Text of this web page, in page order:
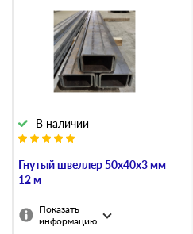
Гнутый швеллер 50х40х3 мм
12 м
В наличии
Показать
информацию